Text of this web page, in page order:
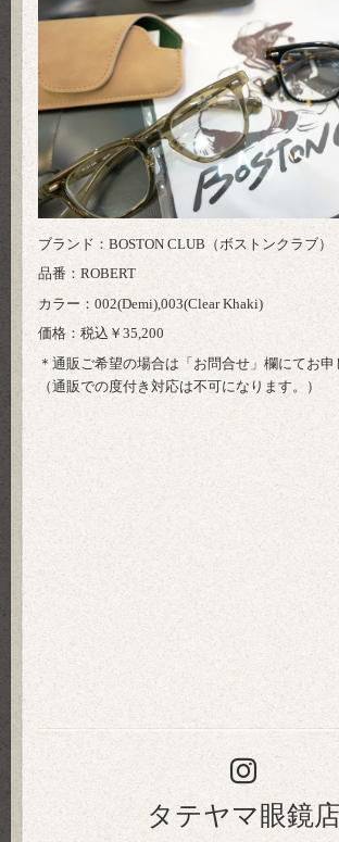
ブランド：BOSTON CLUB（ボストンクラブ）
品番：ROBERT
カラー：002(Demi),003(Clear Khaki)
価格：税込￥35,200
＊通販ご希望の場合は「 お問合せ 」欄にてお申
（通販での度付き対応は不可になります。）
タテヤマ眼鏡店